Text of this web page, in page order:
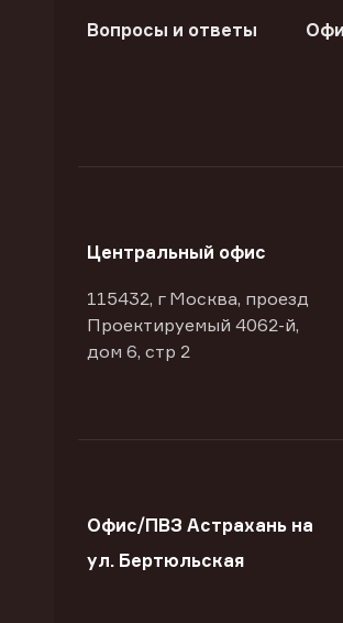
Вопросы и ответы
Центральный офис
115432, г Москва, проезд
Проектируемый 4062-й,
дом 6, стр 2
Офис/ПВЗ Астрахань на
ул. Бертюльская